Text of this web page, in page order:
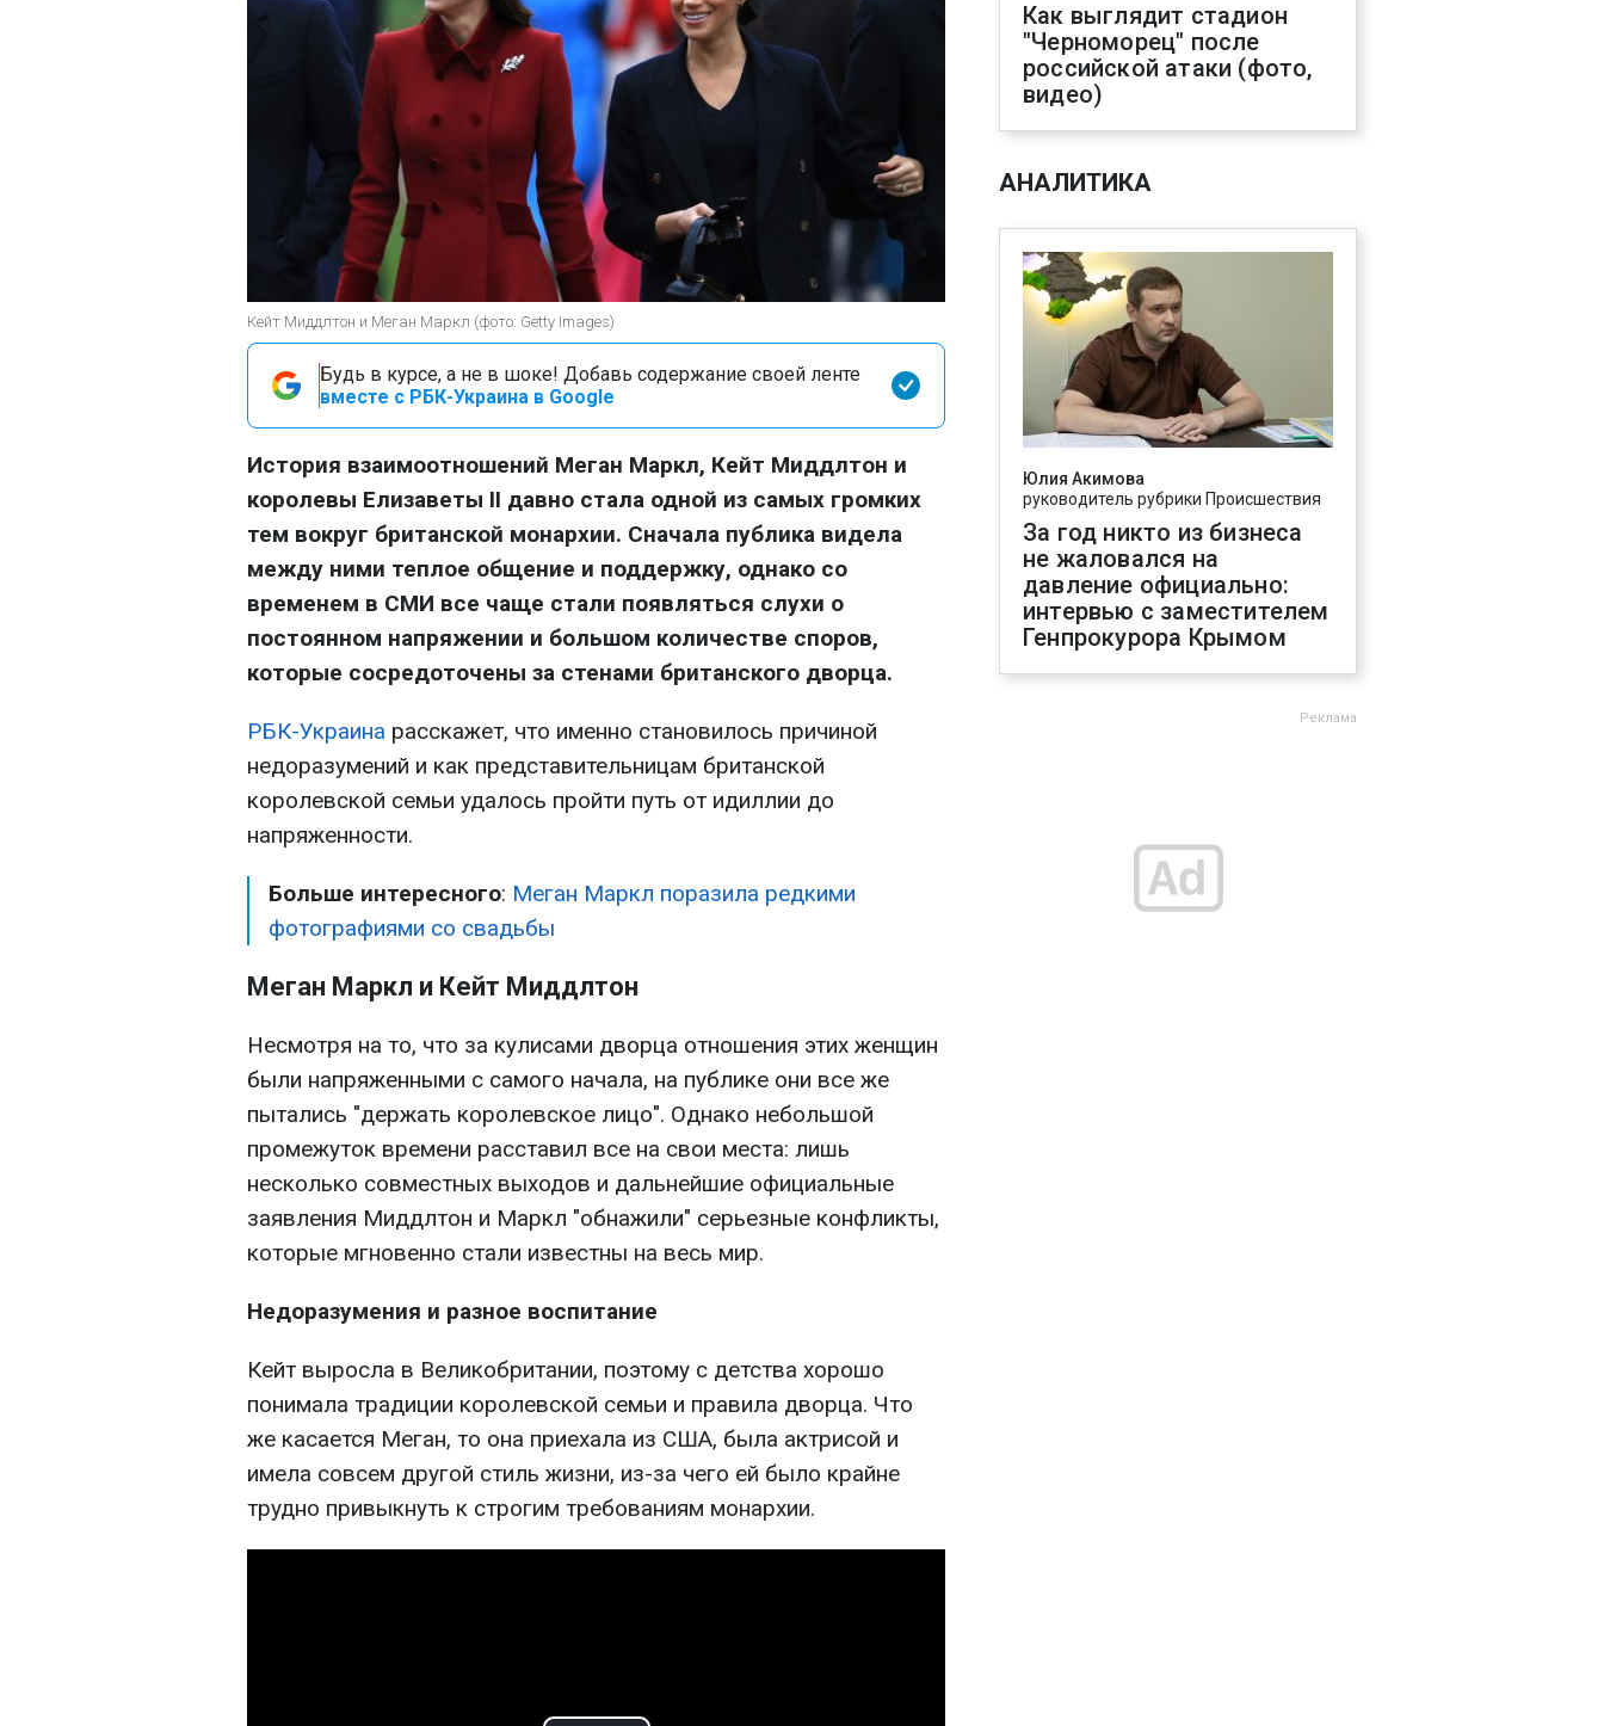
Кейт Миддлтон и Меган Маркл (фото: Getty Images)
Будь в курсе, а не в шоке! Добавь содержание своей ленте
вместе с РБК-Украина в Google
История взаимоотношений Меган Маркл, Кейт Миддлтон и
королевы Елизаветы II давно стала одной из самых громких
тем вокруг британской монархии. Сначала публика видела
между ними теплое общение и поддержку, однако со
временем в СМИ все чаще стали появляться слухи о
постоянном напряжении и большом количестве споров,
которые сосредоточены за стенами британского дворца.
РБК-Украина расскажет, что именно становилось причиной
недоразумений и как представительницам британской
королевской семьи удалось пройти путь от идиллии до
напряженности.
Больше интересного: Меган Маркл поразила редкими
фотографиями со свадьбы
Меган Маркл и Кейт Миддлтон
Несмотря на то, что за кулисами дворца отношения этих женщин
были напряженными с самого начала, на публике они все же
пытались "держать королевское лицо". Однако небольшой
промежуток времени расставил все на свои места: лишь
несколько совместных выходов и дальнейшие официальные
заявления Миддлтон и Маркл "обнажили" серьезные конфликты,
которые мгновенно стали известны на весь мир.
Недоразумения и разное воспитание
Кейт выросла в Великобритании, поэтому с детства хорошо
понимала традиции королевской семьи и правила дворца. Что
же касается Меган, то она приехала из США, была актрисой и
имела совсем другой стиль жизни, из-за чего ей было крайне
трудно привыкнуть к строгим требованиям монархии.
Как выглядит стадион
"Черноморец" после
российской атаки (фото,
видео)
АНАЛИТИКА
Юлия Акимова
руководитель рубрики Происшествия
За год никто из бизнеса
не жаловался на
давление официально:
интервью с заместителем
Генпрокурора Крымом